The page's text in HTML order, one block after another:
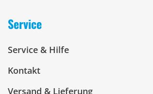
Service
Service & Hilfe
Kontakt
Versand & Lieferung